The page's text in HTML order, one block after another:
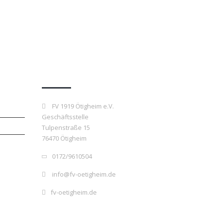
FV 1919 Ötigheim e.V.
Geschäftsstelle
Tulpenstraße 15
76470 Ötigheim
0172/9610504
info@fv-oetigheim.de
fv-oetigheim.de